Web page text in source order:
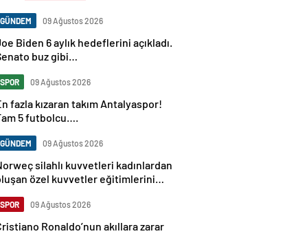
GÜNDEM 09 Ağustos 2026
Biden 6 aylık hedeflerini açıkladı.
buz gibi…
SPOR 09 Ağustos 2026
fazla kızaran takım Antalyaspor!
5 futbolcu….
GÜNDEM 09 Ağustos 2026
silahlı kuvvetleri kadınlardan
özel kuvvetler eğitimlerini
SPOR 09 Ağustos 2026
Ronaldo’nun akıllara zarar